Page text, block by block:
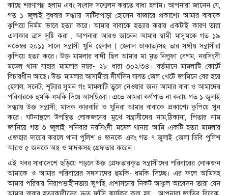
কাছে শরণাপন্ন হলাম এবং সংবাদ সন্মেলন করতে বাধ্য হলাম। আপনারা জানেন যে,
গত ১ জুলাই বুধবার সন্ধ্যায় সাটিরপাড়া হোসেন বাজারে প্রকাশ্যে আমার বাবাকে
কুপিয়ে নির্মম ভাবে হত্যা করে। আমার বাবাকে হত্যার করার একটাই কারণ তারা
এলাকার ত্রাস সৃষ্টি করা , আপনারা আরও জানেন আমার স্বামী মাসুমকে গত ১৯
নভেম্বর ২০১১ সালে সন্ত্রাসী খুনি হেলাল ( হেলাল ডাকাত)সহ তার সঙ্গীয় সন্ত্রাসীরা
কুপিয়ে হত্যা করে। উক্ত মামলার বাদী ছিল আমার মা মৃত নিলুফা বেগম, নরসিংদী
মডেল থানা যাহার মামলার নম্বর- ২৮ ধারা ৩০২/৩৪। বর্তমানে মামলাটি কোর্টে
বিচারধীন আছে। উক্ত মামলার আসামীরা দীর্ঘদিন যাবত জেল খেটে জামিনে বের হয়ে
হেলাল, সনেট, শূট্যার সুমন গং মামলাটি তুলে নেওয়ার জন্য আমার বাবা ও আমাদের
পরিবারকে হুমকি-ধমকি দিয়ে আসছিলো। এতে আমরা কর্ণপাত না করায় গত ১ জুলাই
সন্ধ্যায় উক্ত সন্ত্রাসী, মাদক কারবারি ও খুনিরা আমার বাবাকে প্রকাশ্যে কুপিয়ে খুন
করে। ঘটনাস্থলে উপস্থিত লোকজনের মুখে সন্ত্রাসীদের নাম,ঠিকানা, পিতার নাম
জানিয়ে গত ৩ জুলাই শনিবার নরসিংদী মডেল থানায় আমি একটি হত্যা মামলার
এজহার দায়ের করলে থানা পুলিশ ৪ জনকে এবং গত ৭ জুলাই জেলা ডিবি পুলিশ
আরও ৫ জনকে অস্ত্র ও মাদকসহ গ্রেফতার করেন।
এই খবর সারাদেশে ছড়িয়ে পড়লে উক্ত গ্রেফতারকৃত সন্ত্রাসীদের পরিবারের লোকজন
আমাকে ও আমার পরিবারের সদস্যদের হুমকি- ধমকি দিচ্ছে। এর ফলে আমিসহ
আমার পরিবার নিরাপত্তাহীনতায় ভুগছি, প্রশাসনের নিকট আকুল আবেদন তারা যেন